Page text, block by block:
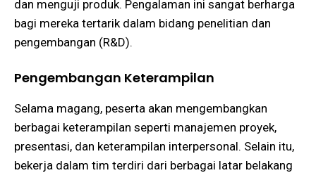
dan menguji produk. Pengalaman ini sangat berharga
bagi mereka tertarik dalam bidang penelitian dan
pengembangan (R&D)​.
Pengembangan Keterampilan
Selama magang, peserta akan mengembangkan
berbagai keterampilan seperti manajemen proyek,
presentasi, dan keterampilan interpersonal. Selain itu,
bekerja dalam tim terdiri dari berbagai latar belakang